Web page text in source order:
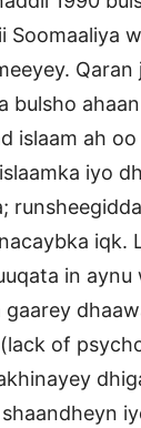
Soomaaliya
bulsho
islaam ah
iyo
iqk.
in
gaarey
of